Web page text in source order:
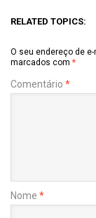
RELATED TOPICS:
O seu endereço de
marcados com *
Comentário *
Nome *